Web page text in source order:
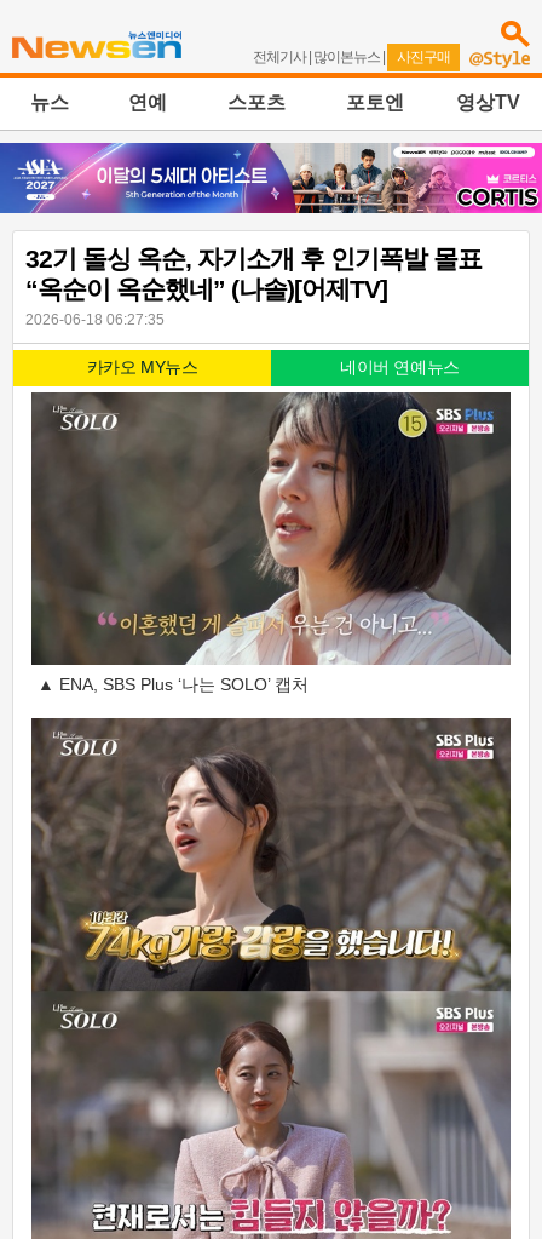
전체기사| 많이본뉴스 | 사진구매
뉴스 연예 스포츠 포토엔 영상TV
32기 돌싱 옥순, 자기소개 후 인기폭발 몰표
“옥순이 옥순했네” (나솔)[어제TV]
2026-06-18 06:27:35
카카오 MY뉴스 네이버 연예뉴스
▲ ENA, SBS Plus ‘나는 SOLO’ 캡처